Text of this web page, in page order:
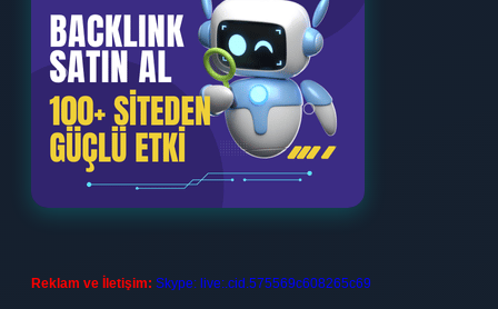
Reklam ve İletişim: Skype: live:.cid.575569c608265c69